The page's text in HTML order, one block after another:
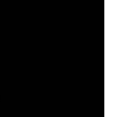
o radiocirugía.